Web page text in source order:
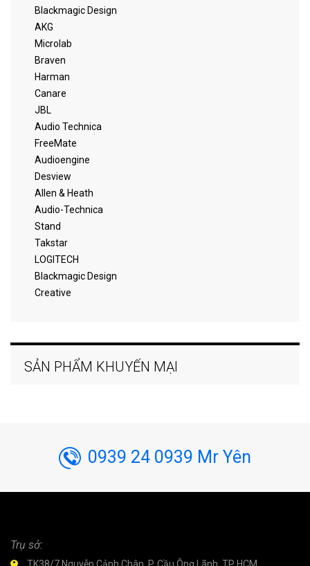
Blackmagic Design
AKG
Microlab
Braven
Harman
Canare
JBL
Audio Technica
FreeMate
Audioengine
Desview
Allen & Heath
Audio-Technica
Stand
Takstar
LOGITECH
Blackmagic Design
Creative
SẢN PHẨM KHUYẾN MẠI
0939 24 0939 Mr Yên
Trụ sở: